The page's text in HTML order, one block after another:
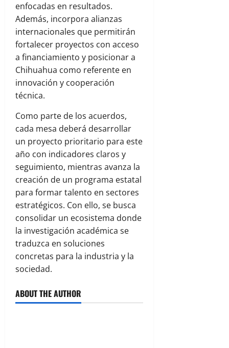
enfocadas en resultados.
Además, incorpora alianzas
internacionales que permitirán
fortalecer proyectos con acceso
a financiamiento y posicionar a
Chihuahua como referente en
innovación y cooperación
técnica.
Como parte de los acuerdos,
cada mesa deberá desarrollar
un proyecto prioritario para este
año con indicadores claros y
seguimiento, mientras avanza la
creación de un programa estatal
para formar talento en sectores
estratégicos. Con ello, se busca
consolidar un ecosistema donde
la investigación académica se
traduzca en soluciones
concretas para la industria y la
sociedad.
ABOUT THE AUTHOR